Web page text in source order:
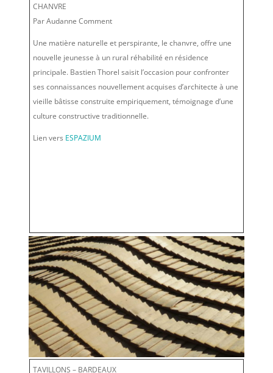
CHANVRE
Par Audanne Comment
Une matière naturelle et perspirante, le chanvre, offre une
nouvelle jeunesse à un rural réhabilité en résidence
principale. Bastien Thorel saisit l’occasion pour confronter
ses connaissances nouvellement acquises d’architecte à une
vieille bâtisse construite empiriquement, témoignage d’une
culture constructive traditionnelle.
Lien vers ESPAZIUM
TAVILLONS – BARDEAUX